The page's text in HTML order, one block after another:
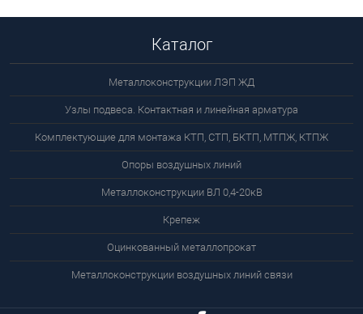
Каталог
Металлоконструкции ЛЭП ЖД
Узлы подвеса. Контактная и линейная арматура
Комплектующие для монтажа КТП, СТП, БКТП, МТПЖ, КТПЖ
Опоры воздушных линий
Металлоконструкции ВЛ 0,4-20кВ
Крепеж
Оцинкованный металлопрокат
Металлоконструкции воздушных линий связи